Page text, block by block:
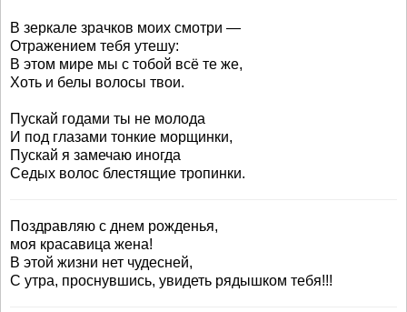
В зеркале зрачков моих смотри —
Отражением тебя утешу:
В этом мире мы с тобой всё те же,
Хоть и белы волосы твои.
Пускай годами ты не молода
И под глазами тонкие морщинки,
Пускай я замечаю иногда
Седых волос блестящие тропинки.
Поздравляю с днем рожденья,
моя красавица жена!
В этой жизни нет чудесней,
С утра, проснувшись, увидеть рядышком тебя!!!